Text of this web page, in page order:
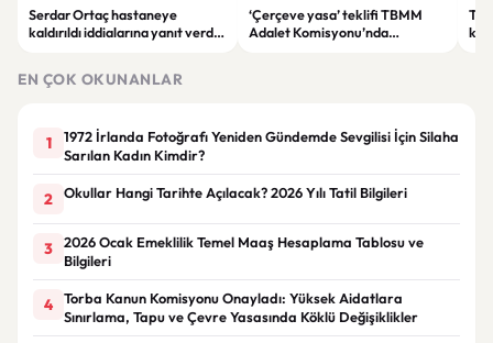
Serdar Ortaç hastaneye
kaldırıldı iddialarına yanıt verdi:
‘Çerçeve yasa’ teklifi TBMM
Adalet Komisyonu’nda
EN ÇOK OKUNANLAR
1
1972 İrlanda Fotoğrafı Yeniden Gündemde Sevgilisi İçin Silaha
Sarılan Kadın Kimdir?
2 Okullar Hangi Tarihte Açılacak? 2026 Yılı Tatil Bilgileri
3
2026 Ocak Emeklilik Temel Maaş Hesaplama Tablosu ve
Bilgileri
4
Torba Kanun Komisyonu Onayladı: Yüksek Aidatlara
Sınırlama, Tapu ve Çevre Yasasında Köklü Değişiklikler